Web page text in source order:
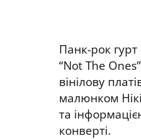
Панк-рок гурт
“Not The
вінілову
малюнком
та
конверті.